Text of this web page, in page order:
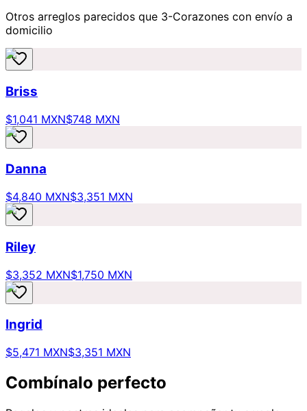
Otros arreglos parecidos que 3-Corazones con envío a
domicilio
Briss
$1,041 MXN$748 MXN
Danna
$4,840 MXN$3,351 MXN
Riley
$3,352 MXN$1,750 MXN
Ingrid
$5,471 MXN$3,351 MXN
Combínalo perfecto